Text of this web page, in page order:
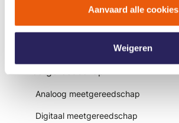
Aanvaard alle cookies
Weigeren
Werkplaatsuitrusting
Zaagbokken en schragen
Analoog meetgereedschap
Digitaal meetgereedschap